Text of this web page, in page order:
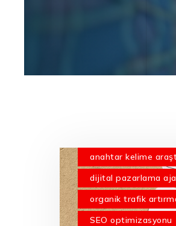
anahtar kelime
dijital pazarlama
organik trafik
SEO optimizasyonu